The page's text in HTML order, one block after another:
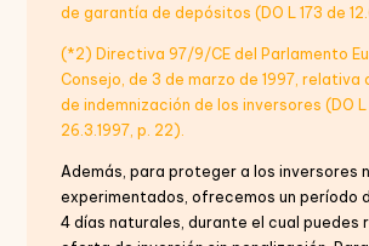
de garantía de depósitos (DO L 173 de
(*2) Directiva 97/9/CE del Parlamento
Consejo, de 3 de marzo de 1997, relativa
de indemnización de los inversores (DO
26.3.1997, p. 22).
Además, para proteger a los inversores
experimentados, ofrecemos un período
4 días naturales, durante el cual puedes